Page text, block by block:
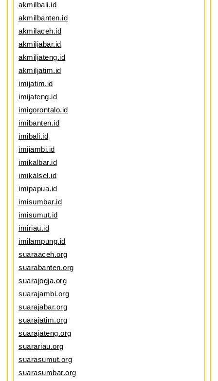
akmilbali.id
akmilbanten.id
akmilaceh.id
akmiljabar.id
akmiljateng.id
akmiljatim.id
imijatim.id
imijateng.id
imigorontalo.id
imibanten.id
imibali.id
imijambi.id
imikalbar.id
imikalsel.id
imipapua.id
imisumbar.id
imisumut.id
imiriau.id
imilampung.id
suaraaceh.org
suarabanten.org
suarajogja.org
suarajambi.org
suarajabar.org
suarajatim.org
suarajateng.org
suarariau.org
suarasumut.org
suarasumbar.org